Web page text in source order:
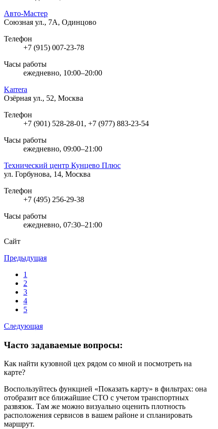
Авто-Мастер
Союзная ул., 7А, Одинцово
Телефон
+7 (915) 007-23-78
Часы работы
ежедневно, 10:00–20:00
Karrera
Озёрная ул., 52, Москва
Телефон
+7 (901) 528-28-01, +7 (977) 883-23-54
Часы работы
ежедневно, 09:00–21:00
Технический центр Кунцево Плюс
ул. Горбунова, 14, Москва
Телефон
+7 (495) 256-29-38
Часы работы
ежедневно, 07:30–21:00
Сайт
Предыдущая
1
2
3
4
5
Следующая
Часто задаваемые вопросы:
Как найти кузовной цех рядом со мной и посмотреть на
карте?
Воспользуйтесь функцией «Показать карту» в фильтрах: она
отобразит все ближайшие СТО с учетом транспортных
развязок. Там же можно визуально оценить плотность
расположения сервисов в вашем районе и спланировать
маршрут.